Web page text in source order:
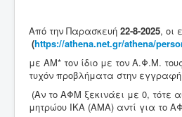
Από την Παρασκευή 22-8-2025, οι
(https://athena.net.gr/athena/
με ΑΜ* τον ίδιο με τον Α.Φ.Μ.
τυχόν προβλήματα στην
(Αν το ΑΦΜ ξεκινάει με 0, τότε
μητρώου ΙΚΑ (ΑΜΑ) αντί για το